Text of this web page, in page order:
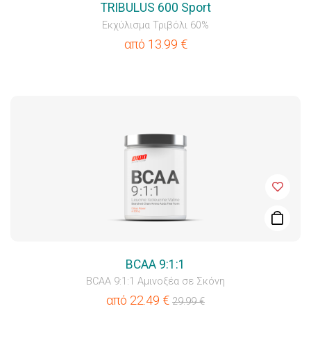
TRIBULUS 600 Sport
Εκχύλισμα Τριβόλι 60%
από 13.99 €
BCAA 9:1:1
BCAA 9:1:1 Αμινοξέα σε Σκόνη
από 22.49 € 29.99€